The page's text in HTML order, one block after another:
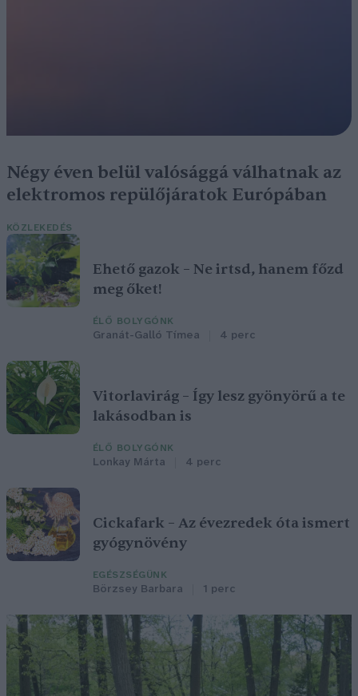
Négy éven belül valósággá válhatnak az
elektromos repülőjáratok Európában
KÖZLEKEDÉS
Ehető gazok – Ne irtsd, hanem főzd
meg őket!
ÉLŐ BOLYGÓNK
Granát-Galló Tímea 4 perc
Vitorlavirág – Így lesz gyönyörű a te
lakásodban is
ÉLŐ BOLYGÓNK
Lonkay Márta 4 perc
Cickafark – Az évezredek óta ismert
gyógynövény
EGÉSZSÉGÜNK
Börzsey Barbara 1 perc